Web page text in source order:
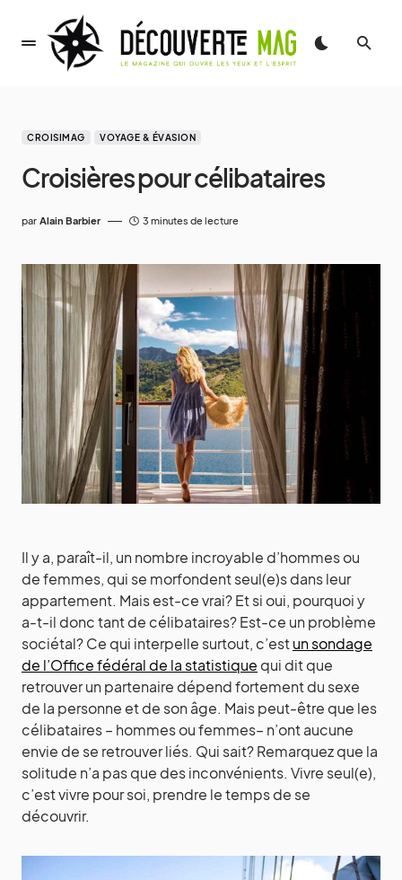
CROISIMAG VOYAGE & ÉVASION
Croisières pour célibataires
par Alain Barbier 3 minutes de lecture
Il y a, paraît-il, un nombre incroyable d’hommes ou
de femmes, qui se morfondent seul(e)s dans leur
appartement. Mais est-ce vrai? Et si oui, pourquoi y
a-t-il donc tant de célibataires? Est-ce un problème
sociétal? Ce qui interpelle surtout, c’estun sondage
de l’Office fédéral de la statistique qui dit que
retrouver un partenaire dépend fortement du sexe
de la personne et de son âge. Mais peut-être que les
célibataires – hommes ou femmes– n’ont aucune
envie de se retrouver liés. Qui sait? Remarquez que la
solitude n’a pas que des inconvénients. Vivre seul(e),
c’est vivre pour soi, prendre le temps de se
découvrir.